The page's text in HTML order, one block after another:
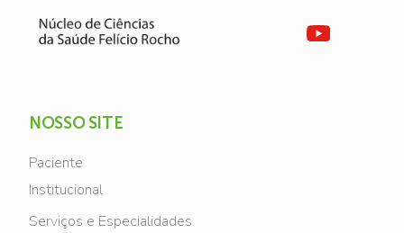
NOSSO SITE
Paciente
Institucional
Serviços e Especialidades